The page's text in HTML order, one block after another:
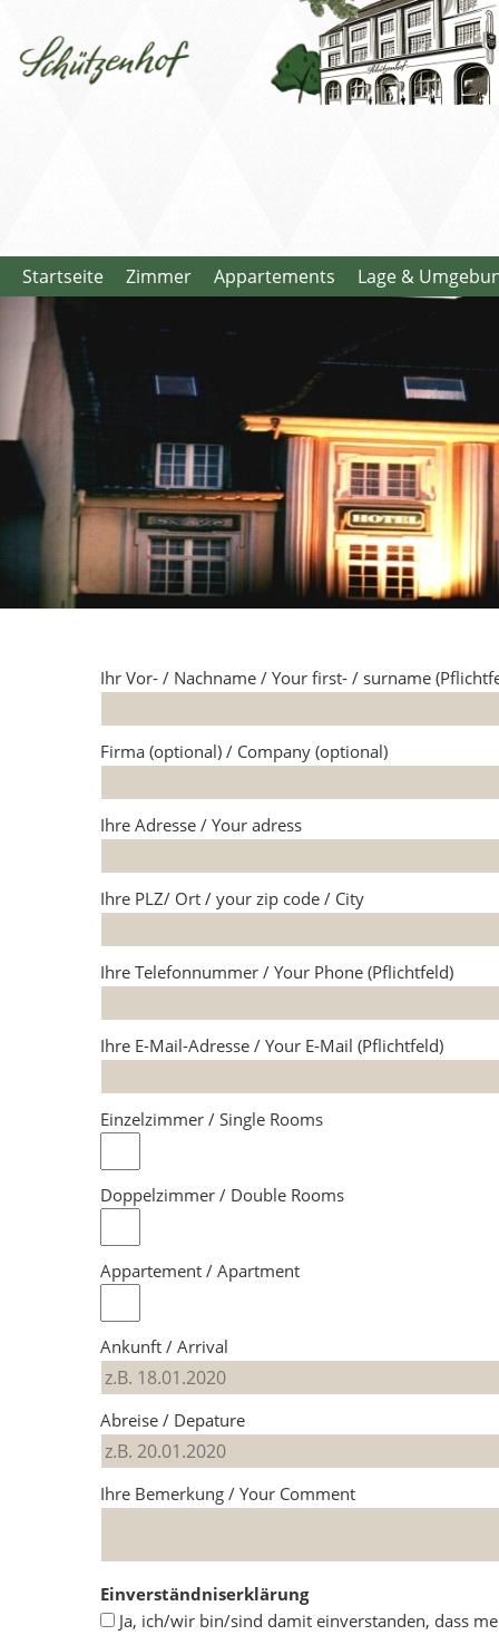
Startseite Zimmer Appartements Lage &
Ihr Vor- / Nachname / Your first- / surname
Firma (optional) / Company (optional)
Ihre Adresse / Your adress
Ihre PLZ/ Ort / your zip code / City
Ihre Telefonnummer / Your Phone (Pflichtfeld)
Ihre E-Mail-Adresse / Your E-Mail (Pflichtfeld)
Einzelzimmer / Single Rooms
Doppelzimmer / Double Rooms
Appartement / Apartment
Ankunft / Arrival
Abreise / Depature
Ihre Bemerkung / Your Comment
Einverständniserklärung
Ja, ich/wir bin/sind damit einverstanden, dass